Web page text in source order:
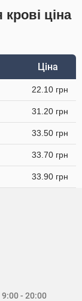
ціна
Ціна
22.10 грн
31.20 грн
33.50 грн
33.70 грн
33.90 грн
9:00 - 20:00